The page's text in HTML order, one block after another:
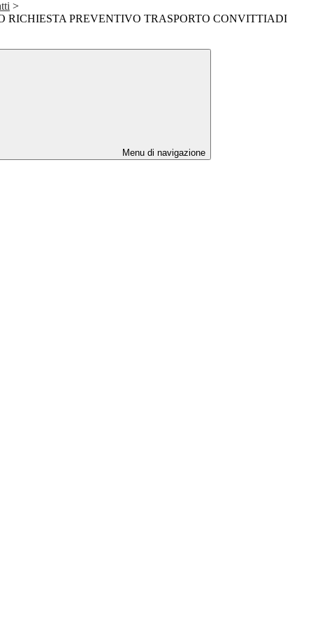
>
RICHIESTA PREVENTIVO TRASPORTO CONVITTIADI
Menu di navigazione